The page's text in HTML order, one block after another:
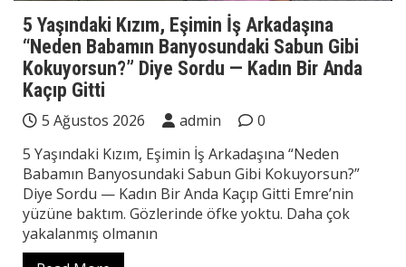
5 Yaşındaki Kızım, Eşimin İş Arkadaşına
“Neden Babamın Banyosundaki Sabun Gibi
Kokuyorsun?” Diye Sordu — Kadın Bir Anda
Kaçıp Gitti
5 Ağustos 2026 admin
0
5 Yaşındaki Kızım, Eşimin İş Arkadaşına “Neden
Babamın Banyosundaki Sabun Gibi Kokuyorsun?”
Diye Sordu — Kadın Bir Anda Kaçıp Gitti Emre’nin
yüzüne baktım. Gözlerinde öfke yoktu. Daha çok
yakalanmış olmanın